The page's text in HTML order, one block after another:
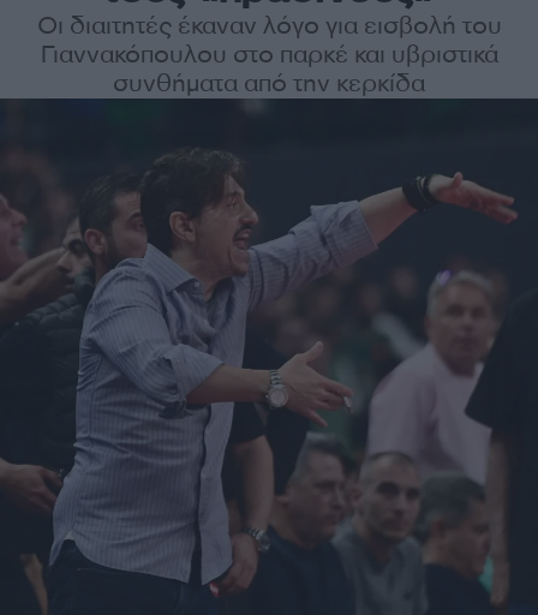
Οι διαιτητές έκαναν λόγο για εισβολή του
Γιαννακόπουλου στο παρκέ και υβριστικά
συνθήματα από την κερκίδα